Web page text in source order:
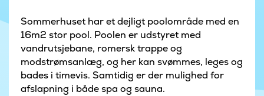
Sommerhuset har et dejligt poolområde med en
16m2 stor pool. Poolen er udstyret med
vandrutsjebane, romersk trappe og
modstrømsanlæg, og her kan svømmes, leges og
bades i timevis. Samtidig er der mulighed for
afslapning i både spa og sauna.